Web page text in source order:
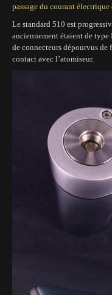
passage du courant électrique
Le standard 510 est
anciennement étaient de
de connecteurs dépourvus de
contact avec l’atomiseur.